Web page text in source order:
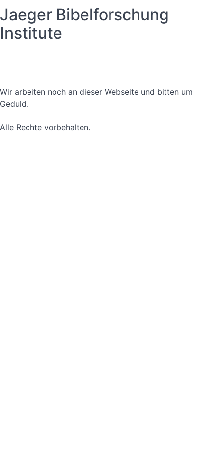
Jaeger Bibelforschung
Institute
Wir arbeiten noch an dieser Webseite und bitten um
Geduld.
Alle Rechte vorbehalten.